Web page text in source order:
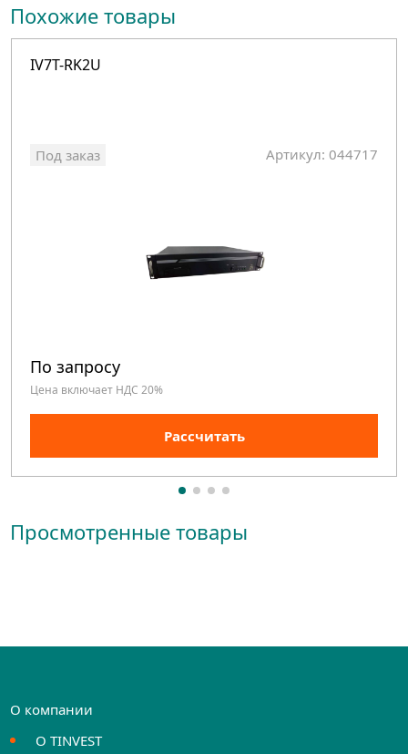
Похожие товары
IV7T-RK2U
Под заказ Артикул: 044717
По запросу
Цена включает НДС 20%
Рассчитать
Просмотренные товары
О компании
О TINVEST